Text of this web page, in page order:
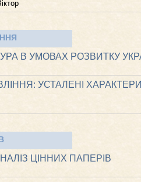
В УМОВАХ РОЗВИТКУ
УСТАЛЕНІ
ЦІННИХ ПАПЕРІВ